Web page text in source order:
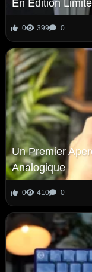
En Édition
0 399 0
Un Premier
Analogique
0 410 0